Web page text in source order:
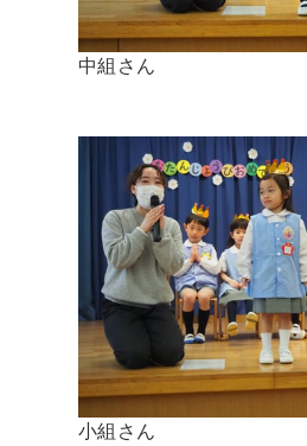
中組さん
小組さん